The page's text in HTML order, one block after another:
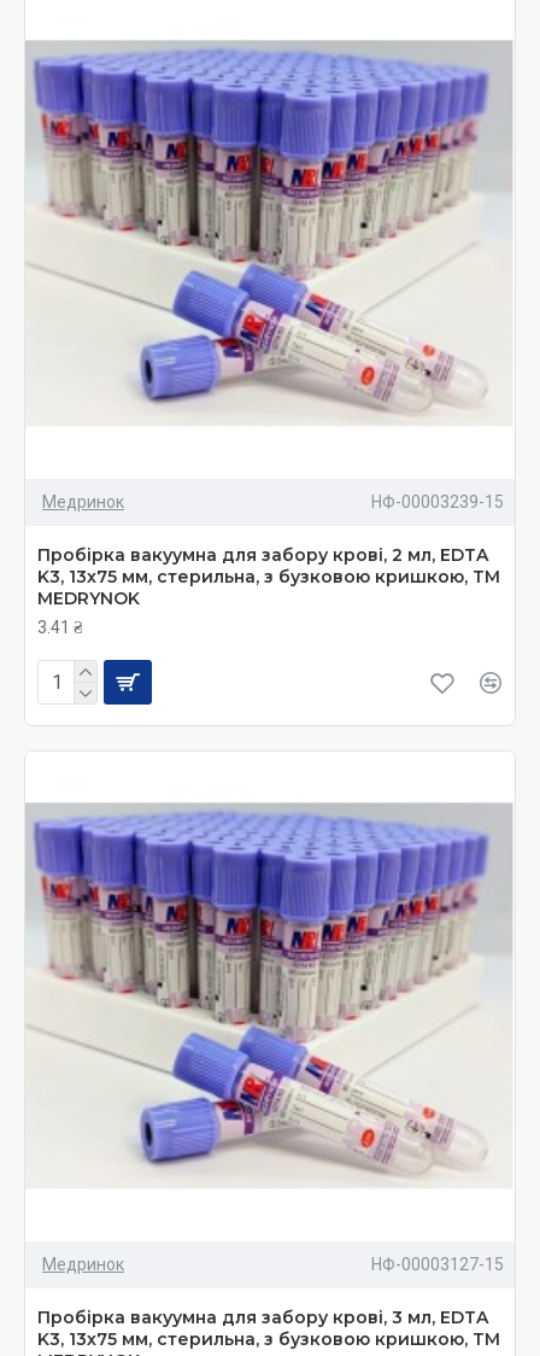
Медринок НФ-00003239-15
Пробірка вакуумна для забору крові, 2 мл, EDTA
K3, 13х75 мм, стерильна, з бузковою кришкою, ТМ
MEDRYNOK
3.41 ₴
Медринок НФ-00003127-15
Пробірка вакуумна для забору крові, 3 мл, EDTA
K3, 13х75 мм, стерильна, з бузковою кришкою, ТМ